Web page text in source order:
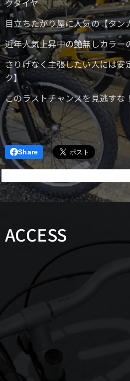
クタイヤ
目立ちたがり屋に人気の【タン
近年人気上昇中の艶無しカラー
さりげなく主張したい人には安
ク】
このラストチャンスを見逃すな
Share
ACCESS